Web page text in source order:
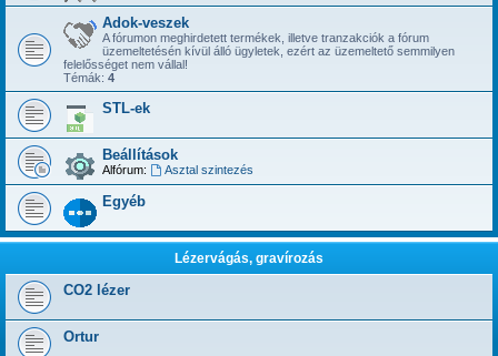
Adok-veszek
A fórumon meghirdetett termékek, illetve tranzakciók a fórum
üzemeltetésén kívül álló ügyletek, ezért az üzemeltető semmilyen
felelősséget nem vállal!
Témák: 4
STL-ek
Beállítások
Alfórum: Asztal szintezés
Egyéb
Lézervágás, gravírozás
CO2 lézer
Ortur